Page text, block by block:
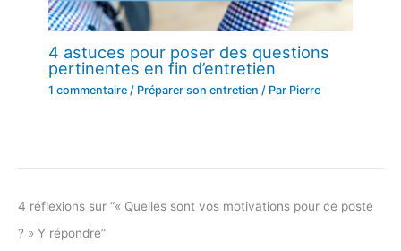
4 astuces pour poser des questions
pertinentes en fin d’entretien
1 commentaire / Préparer son entretien / Par Pierre
4 réflexions sur “« Quelles sont vos motivations pour ce poste
? » Y répondre”